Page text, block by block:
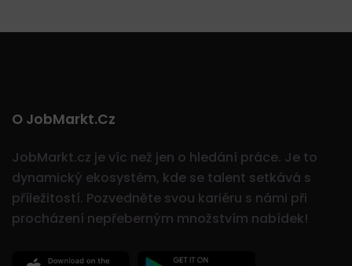
O JobMarkt.cz
JobMarkt.cz je víc než jen o hledání práce. Je to
dynamický ekosystém, kde se talent setkává s
příležitostí. Pozvedněte svou kariéru s námi při
procházení nepřeberným množstvím nabídek!